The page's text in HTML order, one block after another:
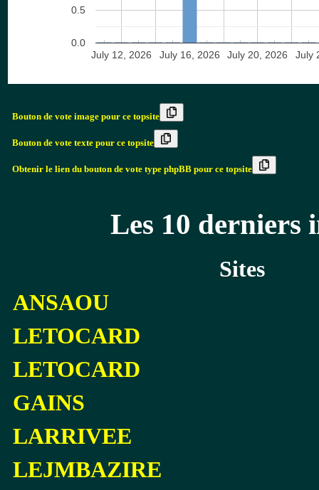
July 12, 2026 July 16, 2026 July 20, 2026 July
0.0
0.5
Bouton de vote image pour ce topsite
Bouton de vote texte pour ce topsite
Obtenir le lien du bouton de vote type phpBB pour ce topsite
Les 10 derniers
Sites
ANSAOU
LETOCARD
LETOCARD
GAINS
LARRIVEE
LEJMBAZIRE